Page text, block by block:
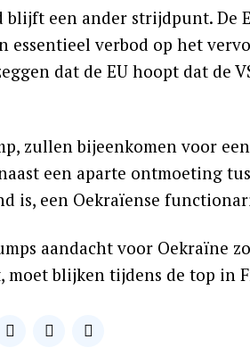
blijft een ander strijdpunt. De
essentieel verbod op het
dat de EU hoopt dat de
zullen bijeenkomen voor
een aparte ontmoeting
is, een Oekraïense
aandacht voor Oekraïne
blijken tijdens de top in